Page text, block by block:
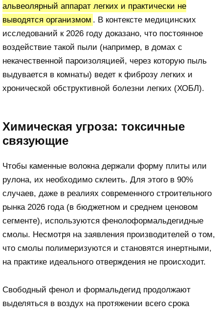
альвеолярный аппарат легких и практически не
выводятся организмом . В контексте медицинских
исследований к 2026 году доказано, что постоянное
воздействие такой пыли (например, в домах с
некачественной пароизоляцией, через которую пыль
выдувается в комнаты) ведет к фиброзу легких и
хронической обструктивной болезни легких (ХОБЛ).
Химическая угроза: токсичные
связующие
Чтобы каменные волокна держали форму плиты или
рулона, их необходимо склеить. Для этого в 90%
случаев, даже в реалиях современного строительного
рынка 2026 года (в бюджетном и среднем ценовом
сегменте), используются фенолоформальдегидные
смолы. Несмотря на заявления производителей о том,
что смолы полимеризуются и становятся инертными,
на практике идеального отверждения не происходит.
Свободный фенол и формальдегид продолжают
выделяться в воздух на протяжении всего срока